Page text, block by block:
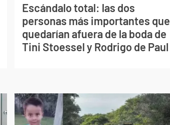
Escándalo total: las dos
personas más importantes que
quedarían afuera de la boda de
Tini Stoessel y Rodrigo de Paul